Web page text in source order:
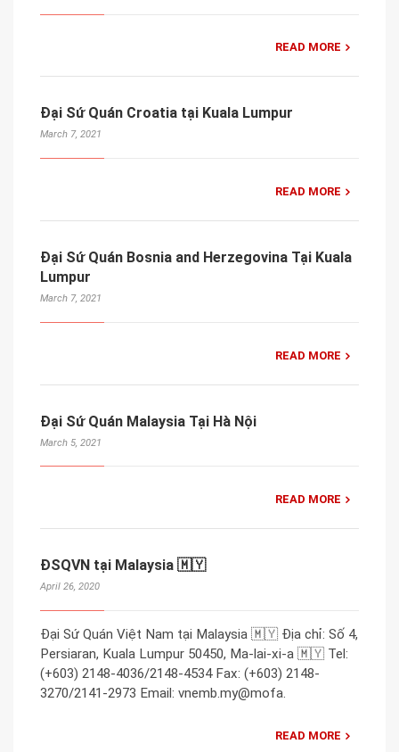
READ MORE
Đại Sứ Quán Croatia tại Kuala Lumpur
March 7, 2021
READ MORE
Đại Sứ Quán Bosnia and Herzegovina Tại Kuala
Lumpur
March 7, 2021
READ MORE
Đại Sứ Quán Malaysia Tại Hà Nội
March 5, 2021
READ MORE
ĐSQVN tại Malaysia 🇲🇾
April 26, 2020
Đại Sứ Quán Việt Nam tại Malaysia 🇲🇾 Địa chỉ: Số 4,
Persiaran, Kuala Lumpur 50450, Ma-lai-xi-a 🇲🇾 Tel:
(+603) 2148-4036/2148-4534 Fax: (+603) 2148-
3270/2141-2973 Email: vnemb.my@mofa.
READ MORE